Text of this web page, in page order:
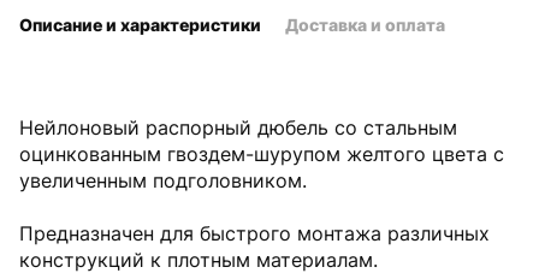
Нейлоновый распорный дюбель со стальным
оцинкованным гвоздем-шурупом желтого цвета с
увеличенным подголовником.
Предназначен для быстрого монтажа различных
конструкций к плотным материалам.
Описание и характеристики Доставка и оплата